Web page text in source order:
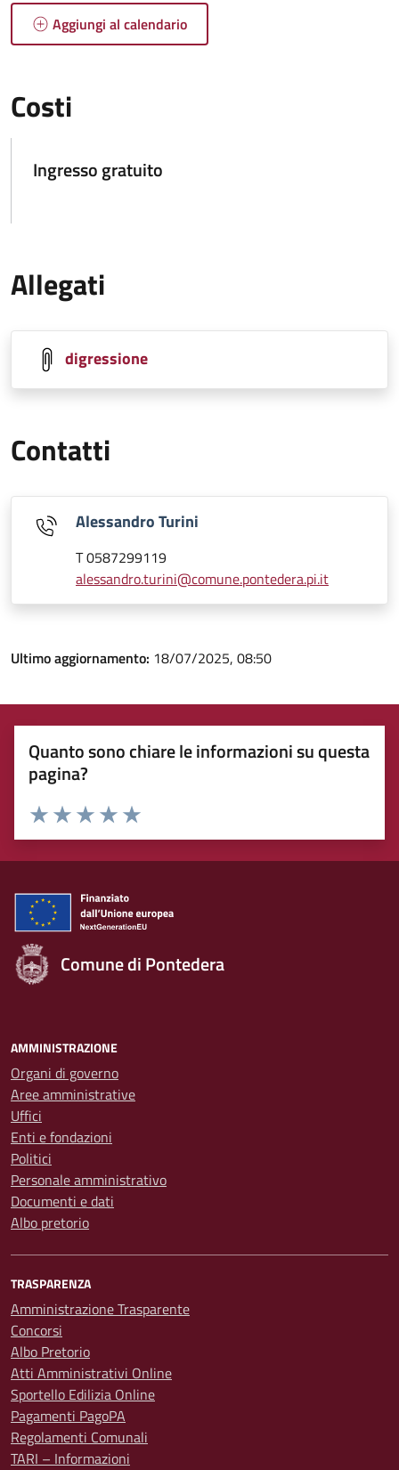
Aggiungi al calendario
Costi
Ingresso gratuito
Allegati
digressione
Contatti
Alessandro Turini
T 0587299119
alessandro.turini@comune.pontedera.pi.it
Ultimo aggiornamento: 18/07/2025, 08:50
Quanto sono chiare le informazioni su questa
pagina?
Rating:
Valuta 5 stelle su 5
Valuta 4 stelle su 5
Valuta 3 stelle su 5
Valuta 2 stelle su 5
Valuta 1 stelle su 5
Comune di Pontedera
AMMINISTRAZIONE
Organi di governo
Aree amministrative
Uffici
Enti e fondazioni
Politici
Personale amministrativo
Documenti e dati
Albo pretorio
TRASPARENZA
Amministrazione Trasparente
Concorsi
Albo Pretorio
Atti Amministrativi Online
Sportello Edilizia Online
Pagamenti PagoPA
Regolamenti Comunali
TARI – Informazioni